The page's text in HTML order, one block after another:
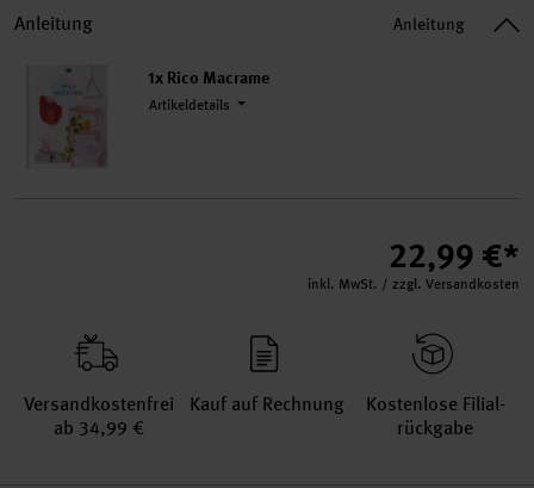
Anleitung Anleitung
1x Rico Macrame
Artikeldetails
22,99 €*
inkl. MwSt. / zzgl. Versandkosten
Versand­kosten­frei
ab 34,99 €
Kauf auf Rechnung
Kosten­lose Filial­
rückgabe